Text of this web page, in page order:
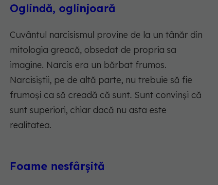
Oglindă, oglinjoară
Cuvântul narcisismul provine de la un tânăr din
mitologia greacă, obsedat de propria sa
imagine. Narcis era un bărbat frumos.
Narcisiștii, pe de altă parte, nu trebuie să fie
frumoși ca să creadă că sunt. Sunt convinși că
sunt superiori, chiar dacă nu asta este
realitatea.
Foame nesfârșită